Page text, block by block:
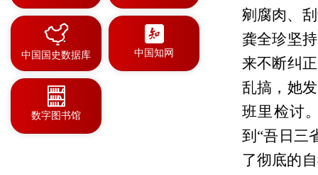
中国国史数据库 中国知网
数字图书馆
剜腐肉、
龚全珍坚
来不断纠
乱搞，她
班里检讨
到“吾日三
了彻底的